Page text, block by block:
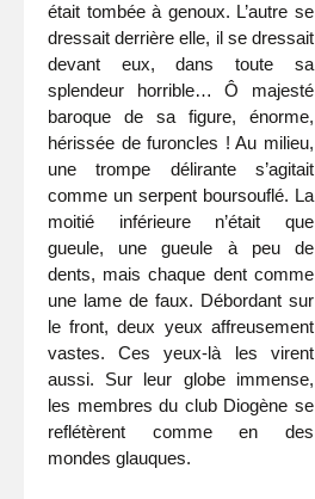
était tombée à genoux. L’autre se
dressait derrière elle, il se dressait
devant eux, dans toute sa
splendeur horrible… Ô majesté
baroque de sa figure, énorme,
hérissée de furoncles ! Au milieu,
une trompe délirante s’agitait
comme un serpent boursouflé. La
moitié inférieure n’était que
gueule, une gueule à peu de
dents, mais chaque dent comme
une lame de faux. Débordant sur
le front, deux yeux affreusement
vastes. Ces yeux-là les virent
aussi. Sur leur globe immense,
les membres du club Diogène se
reflétèrent comme en des
mondes glauques.